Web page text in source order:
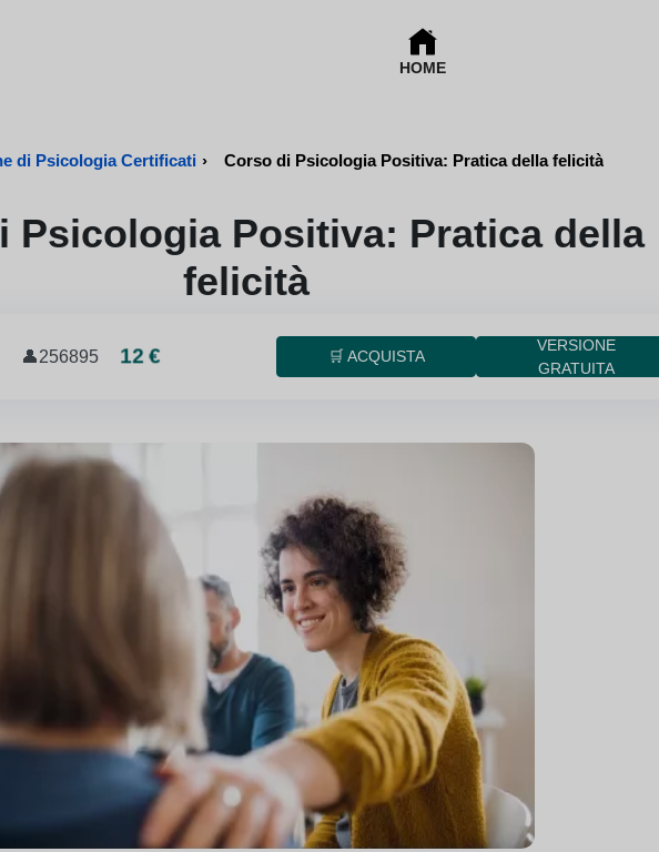
HOME
di Psicologia Certificati › Corso di Psicologia Positiva: Pratica della felicità
Psicologia Positiva: Pratica della
felicità
👤256895 12 € 🛒 ACQUISTA
VERSIONE
GRATUITA